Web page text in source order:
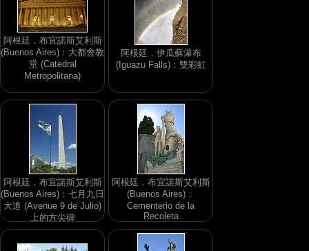
阿根廷．布宜諾斯艾利斯
(Buenos Aires)：大都會教
堂 (Catedral
Metropolitana)
阿根廷．伊瓜蘇瀑布
(Iguazu Falls)：雙彩虹
阿根廷．布宜諾斯艾利斯
(Buenos Aires)：七月九日
大道 (Avenue 9 de Julio)
上的方尖碑
阿根廷．布宜諾斯艾利斯
(Buenos Aires)：
Cementerio de la
Recoleta